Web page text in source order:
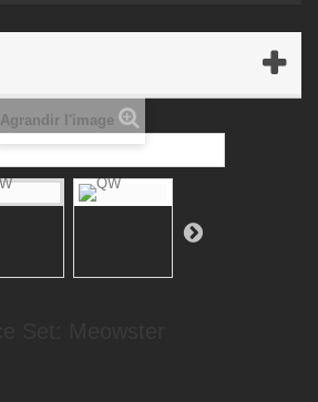
Agrandir l'image